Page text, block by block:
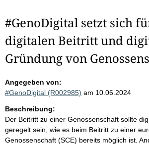
#GenoDigital setzt sich
digitalen Beitritt und
Gründung von
Angegeben von:
#GenoDigital (R002985) am 10.06.2024
Beschreibung:
Der Beitritt zu einer Genossenschaft sollte
geregelt sein, wie es beim Beitritt zu einer
Genossenschaft (SCE) bereits möglich ist.